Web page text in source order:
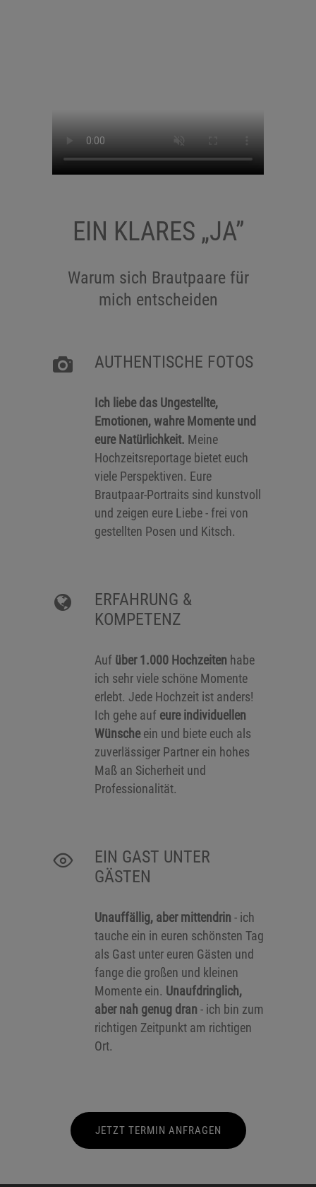
EIN KLARES „JA”
Warum sich Brautpaare für
mich entscheiden
AUTHENTISCHE FOTOS
Ich liebe das Ungestellte,
Emotionen, wahre Momente und
eure Natürlichkeit. Meine
Hochzeitsreportage bietet euch
viele Perspektiven. Eure
Brautpaar-Portraits sind kunstvoll
und zeigen eure Liebe - frei von
gestellten Posen und Kitsch.
ERFAHRUNG &
KOMPETENZ
Auf über 1.000 Hochzeiten habe
ich sehr viele schöne Momente
erlebt. Jede Hochzeit ist anders!
Ich gehe auf eure individuellen
Wünscheein und biete euch als
zuverlässiger Partner ein hohes
Maß an Sicherheit und
Professionalität.
EIN GAST UNTER
GÄSTEN
Unauffällig, aber mittendrin - ich
tauche ein in euren schönsten Tag
als Gast unter euren Gästen und
fange die großen und kleinen
Momente ein. Unaufdringlich,
aber nah genug dran - ich bin zum
richtigen Zeitpunkt am richtigen
Ort.
JETZT TERMIN ANFRAGEN